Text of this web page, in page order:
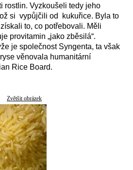
rostlin. Vyzkoušeli tedy jeho
si vypůjčili od kukuřice. Byla to
to, co potřebovali. Měli
provitamin „jako zběsilá“.
je společnost Syngenta, ta však
věnovala humanitární
Rice Board.
Zvětšit obrázek